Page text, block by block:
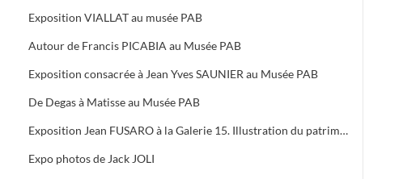
Exposition VIALLAT au musée PAB
Autour de Francis PICABIA au Musée PAB
Exposition consacrée à Jean Yves SAUNIER au Musée PAB
De Degas à Matisse au Musée PAB
Exposition Jean FUSARO à la Galerie 15. Illustration du patrimoine alésien
Expo photos de Jack JOLI